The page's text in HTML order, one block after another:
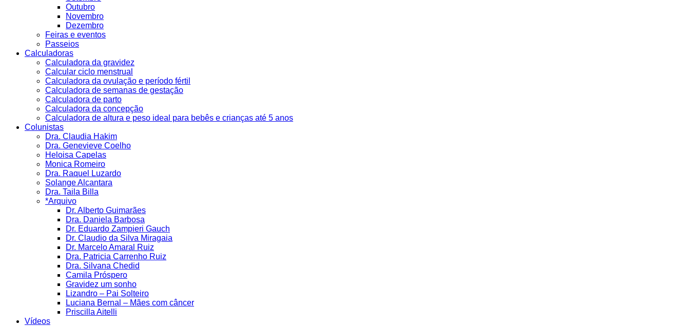
Outubro
Novembro
Dezembro
Feiras e eventos
Passeios
Calculadoras
Calculadora da gravidez
Calcular ciclo menstrual
Calculadora da ovulação e período fértil
Calculadora de semanas de gestação
Calculadora de parto
Calculadora da concepção
Calculadora de altura e peso ideal para bebês e crianças até 5 anos
Colunistas
Dra. Claudia Hakim
Dra. Genevieve Coelho
Heloisa Capelas
Monica Romeiro
Dra. Raquel Luzardo
Solange Alcantara
Dra. Taila Billa
*Arquivo
Dr. Alberto Guimarães
Dra. Daniela Barbosa
Dr. Eduardo Zampieri Gauch
Dr. Claudio da Silva Miragaia
Dr. Marcelo Amaral Ruiz
Dra. Patricia Carrenho Ruiz
Dra. Silvana Chedid
Camila Próspero
Gravidez um sonho
Lizandro – Pai Solteiro
Luciana Bernal – Mães com câncer
Priscilla Aitelli
Vídeos